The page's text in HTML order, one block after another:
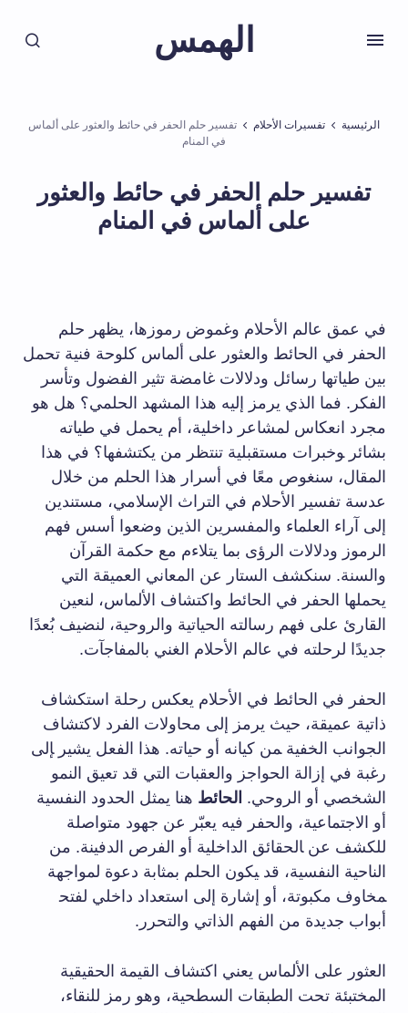
الهمس
الرئيسية تفسيرات الأحلام
تفسير حلم الحفر في حائط والعثور على ألماس
في المنام
تفسير حلم الحفر في حائط والعثور
على ألماس في المنام
في عمق ‌عالم الأحلام وغموض رموزها، يظهر حلم
الحفر في الحائط والعثور ⁢على ألماس ⁢كلوحة ⁢فنية تحمل​
بين⁤ طياتها​ رسائل ودلالات غامضة ⁤تثير‍ الفضول ⁢وتأسر
الفكر. فما⁢ الذي يرمز إليه هذا المشهد الحلمي؟ هل هو
⁢مجرد ⁢انعكاس لمشاعر داخلية، أم ‌يحمل في طياته
بشائر ‍وخبرات مستقبلية تنتظر من يكتشفها؟ في ⁢هذا ​
المقال، سنغوص معًا ⁣في‌ أسرار هذا الحلم ​من‌ خلال
عدسة تفسير الأحلام في ⁤التراث الإسلامي، مستندين
إلى آراء العلماء والمفسرين الذين ​وضعوا​ أسس⁢ فهم
الرموز ودلالات الرؤى بما ⁣يتلاءم مع ⁤حكمة القرآن​
والسنة. ​سنكشف‌ الستار عن المعاني العميقة التي
يحملها الحفر في​ الحائط واكتشاف الألماس، لنعين
القارئ⁢ على ​فهم رسالته​ الحياتية والروحية، لنضيف​ بُعدًا
جديدًا ​لرحلته في عالم الأحلام الغني بالمفاجآت.
الحفر في​ الحائط⁢ في ‌الأحلام‌ يعكس ‌رحلة ‌استكشاف⁤
ذاتية عميقة، حيث يرمز إلى ​محاولات الفرد لاكتشاف
الجوانب الخفية ‍من⁤ كيانه أو حياته. هذا الفعل يشير ‍إلى
رغبة في ⁣إزالة الحواجز والعقبات التي قد تعيق النمو
الشخصي أو الروحي. الحائط هنا يمثل الحدود النفسية
أو الاجتماعية، والحفر فيه​ يعبّر عن جهود‍ متواصلة
للكشف عن ‍الحقائق ‌الداخلية⁢ أو الفرص ‌الدفينة. من
الناحية النفسية، قد ‍يكون الحلم بمثابة دعوة لمواجهة
‍مخاوف مكبوتة،⁤ أو إشارة إلى ‌استعداد داخلي لفتح‍
أبواب جديدة من الفهم الذاتي والتحرر.
العثور على الألماس​ يعني اكتشاف القيمة الحقيقية
المختبئة تحت الطبقات السطحية، وهو رمز⁣ للنقاء،